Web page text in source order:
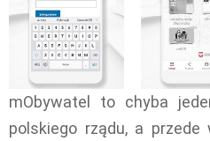
mObywatel to chyba
polskiego rządu, a